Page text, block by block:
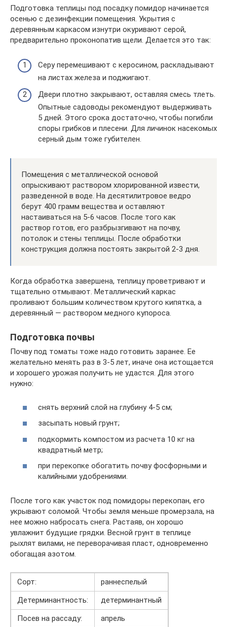
Подготовка теплицы под посадку помидор начинается
осенью с дезинфекции помещения. Укрытия с
деревянным каркасом изнутри окуривают серой,
предварительно проконопатив щели. Делается это так:
Серу перемешивают с керосином, раскладывают
на листах железа и поджигают.
Двери плотно закрывают, оставляя смесь тлеть.
Опытные садоводы рекомендуют выдерживать
5 дней. Этого срока достаточно, чтобы погибли
споры грибков и плесени. Для личинок насекомых
серный дым тоже губителен.
Помещения с металлической основой
опрыскивают раствором хлорированной извести,
разведенной в воде. На десятилитровое ведро
берут 400 грамм вещества и оставляют
настаиваться на 5-6 часов. После того как
раствор готов, его разбрызгивают на почву,
потолок и стены теплицы. После обработки
конструкция должна постоять закрытой 2-3 дня.
Когда обработка завершена, теплицу проветривают и
тщательно отмывают. Металлический каркас
проливают большим количеством крутого кипятка, а
деревянный — раствором медного купороса.
Подготовка почвы
Почву под томаты тоже надо готовить заранее. Ее
желательно менять раз в 3-5 лет, иначе она истощается
и хорошего урожая получить не удастся. Для этого
нужно:
снять верхний слой на глубину 4-5 см;
засыпать новый грунт;
подкормить компостом из расчета 10 кг на
квадратный метр;
при перекопке обогатить почву фосфорными и
калийными удобрениями.
После того как участок под помидоры перекопан, его
укрывают соломой. Чтобы земля меньше промерзала, на
нее можно набросать снега. Растаяв, он хорошо
увлажнит будущие грядки. Весной грунт в теплице
рыхлят вилами, не переворачивая пласт, одновременно
обогащая азотом.
Сорт:
раннеспелый
Детерминантность:
детерминантный
Посев на рассаду:
апрель